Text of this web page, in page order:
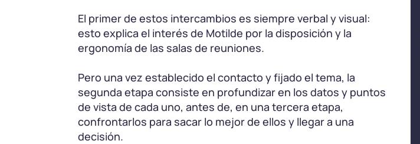
El primer de estos intercambios es siempre verbal y visual:
esto explica el interés de Motilde por la disposición y la
ergonomía de las salas de reuniones.
Pero una vez establecido el contacto y fijado el tema, la
segunda etapa consiste en profundizar en los datos y puntos
de vista de cada uno, antes de, en una tercera etapa,
confrontarlos para sacar lo mejor de ellos y llegar a una
decisión.